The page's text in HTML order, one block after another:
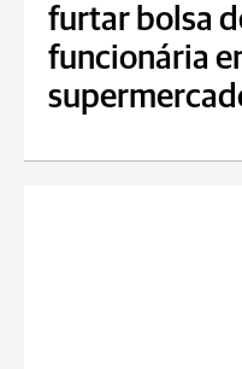
furtar bolsa
funcionária